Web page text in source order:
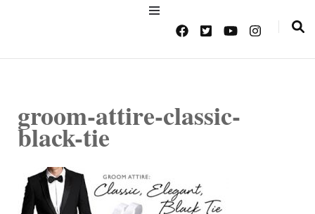
groom-attire-classic-
black-tie